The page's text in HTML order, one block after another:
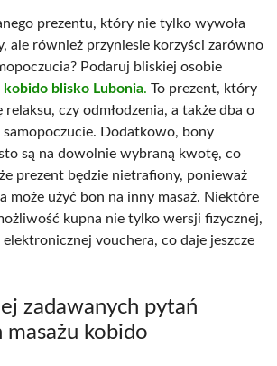
prezentu, który nie tylko wywoła
ale również przyniesie korzyści zarówno
Podaruj bliskiej osobie
kobido blisko Lubonia. To prezent, który
czy odmłodzenia, a także dba o
samopoczucie. Dodatkowo, bony
są na dowolnie wybraną kwotę, co
prezent będzie nietrafiony, ponieważ
może użyć bon na inny masaż. Niektóre
kupna nie tylko wersji fizycznej,
vouchera, co daje jeszcze
zadawanych pytań
masażu kobido